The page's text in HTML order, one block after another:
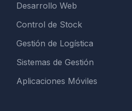
Desarrollo Web
Control de Stock
Gestión de Logística
Sistemas de Gestión
Aplicaciones Móviles